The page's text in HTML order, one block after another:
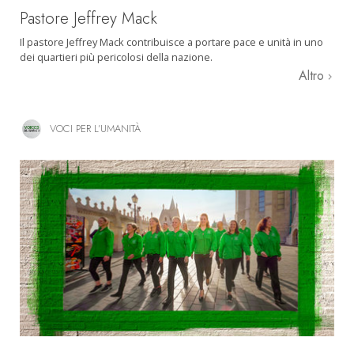
Pastore Jeffrey Mack
Il pastore Jeffrey Mack contribuisce a portare pace e unità in uno
dei quartieri più pericolosi della nazione.
Altro
VOCI PER L’UMANITÀ